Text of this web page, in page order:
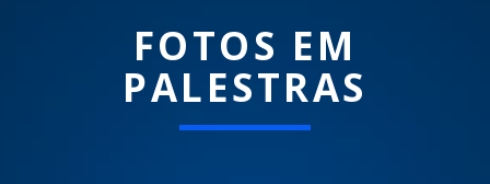
FOTOS EM
PALESTRAS